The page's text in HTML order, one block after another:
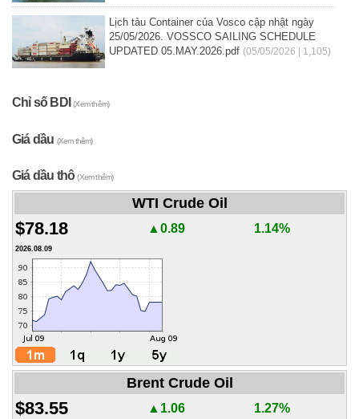
Lịch tàu Container của Vosco cập nhật ngày
25/05/2026. VOSSCO SAILING SCHEDULE
UPDATED 05.MAY.2026.pdf (05/05/2026 | 1,105)
Chỉ số BDI(Xem thêm)
Giá dầu (Xem thêm)
Giá dầu thô(Xem thêm)
WTI Crude Oil
$78.18 ▲0.89 1.14%
2026.08.09
Brent Crude Oil
$83.55 ▲1.06 1.27%